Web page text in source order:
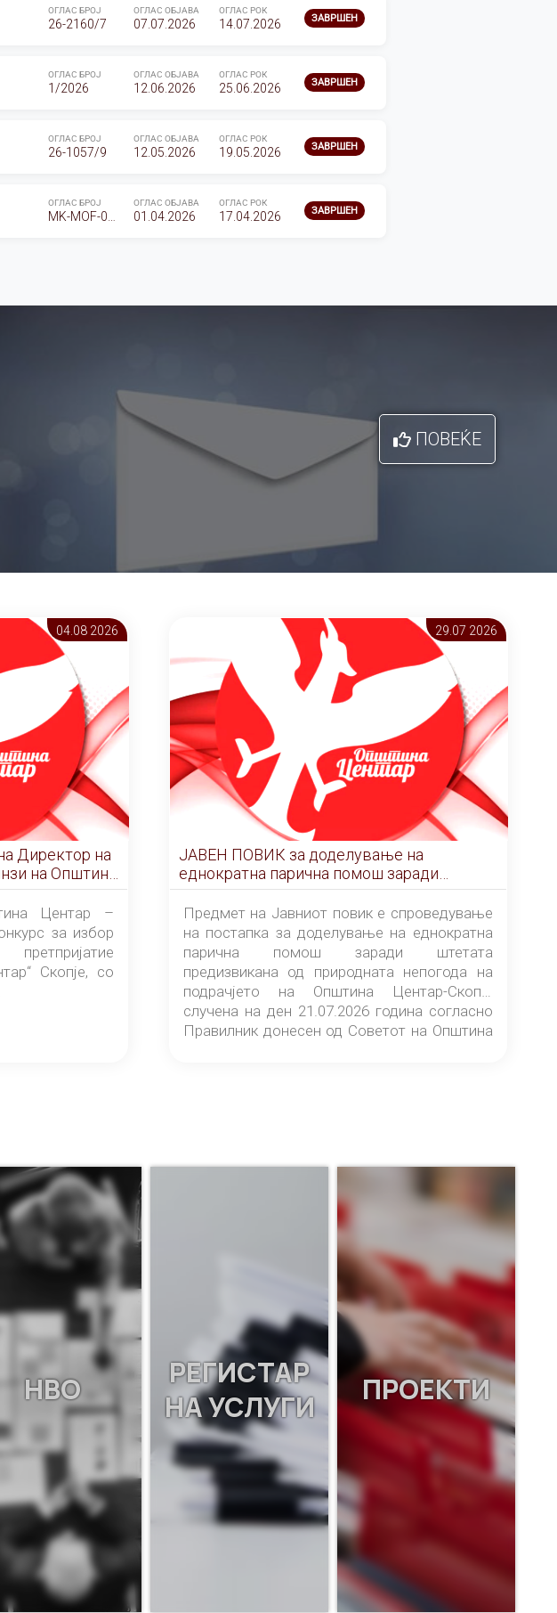
ОГЛАС БРОЈ
26-2160/7
ОГЛАС ОБЈАВА
07.07.2026
ОГЛАС РОК
14.07.2026 ЗАВРШЕН
ОГЛАС БРОЈ
1/2026
ОГЛАС ОБЈАВА
12.06.2026
ОГЛАС РОК
25.06.2026 ЗАВРШЕН
ОГЛАС БРОЈ
26-1057/9
ОГЛАС ОБЈАВА
12.05.2026
ОГЛАС РОК
19.05.2026 ЗАВРШЕН
ОГЛАС БРОЈ ОГЛАС ОБЈАВА
01.04.2026
ОГЛАС РОК
17.04.2026 ЗАВРШЕН
ПОВЕЌЕ
04.08 2026
Центар –
за избор
Скопје, со
29.07 2026
ЈАВЕН ПОВИК за доделување на
еднократна парична помош заради
штетата предизвикана од природната
непогода на подрачјето на Општина
Центар-Скопје случена на ден 21.07.2026
година
Предмет на Јавниот повик е спроведување
на постапка за доделување на еднократна
парична помош заради штетата
предизвикана од природната непогода на
подрачјето на Општина Центар-Скопје
случена на ден 21.07.2026 година согласно
Правилник донесен од Советот на Општина
НВО
РЕГИСТАР
НА УСЛУГИ
ПРОЕКТИ